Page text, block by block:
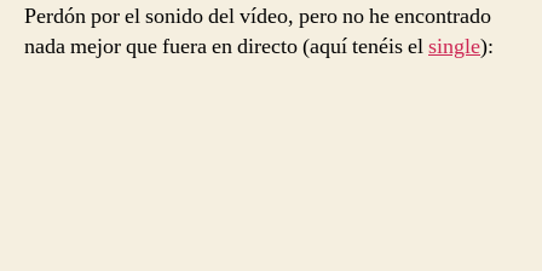
Perdón por el sonido del vídeo, pero no he encontrado
nada mejor que fuera en directo (aquí tenéis elsingle):